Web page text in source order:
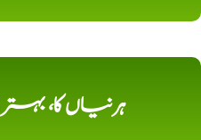
ہرنیاں کا،